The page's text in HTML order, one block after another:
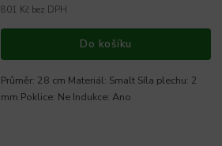
801 Kč bez DPH
Do košíku
Průměr: 28 cm Materiál: Smalt Síla plechu: 2
mm Poklice: Ne Indukce: Ano